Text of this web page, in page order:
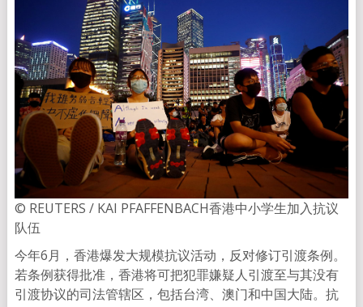
© REUTERS / KAI PFAFFENBACH香港中小学生加入抗议
队伍
今年6月，香港爆发大规模抗议活动，反对修订引渡条例。
若条例获得批准，香港将可把犯罪嫌疑人引渡至与其没有
引渡协议的司法管辖区，包括台湾、澳门和中国大陆。抗